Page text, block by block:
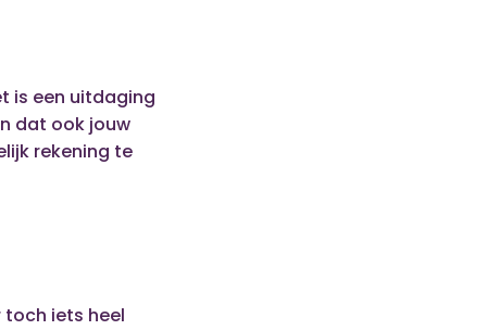
is een uitdaging
dat ook jouw
rekening te
iets heel